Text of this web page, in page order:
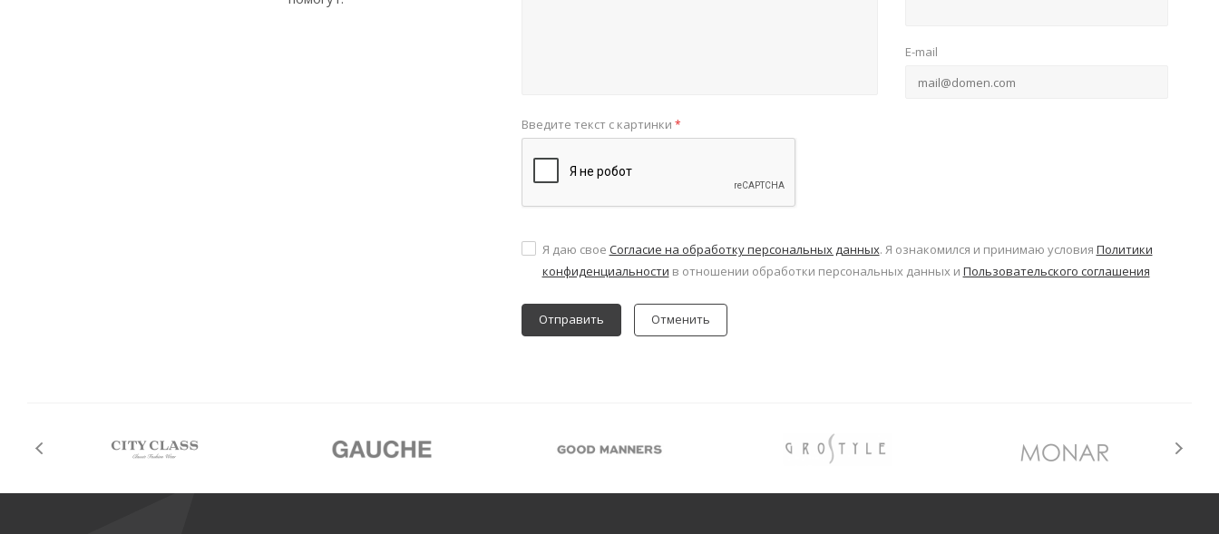
E-mail
Введите текст с картинки *
Я даю свое Согласие на обработку персональных данных. Я ознакомился и принимаю условия Политики
конфиденциальности в отношении обработки персональных данных и Пользовательского соглашения
Отменить